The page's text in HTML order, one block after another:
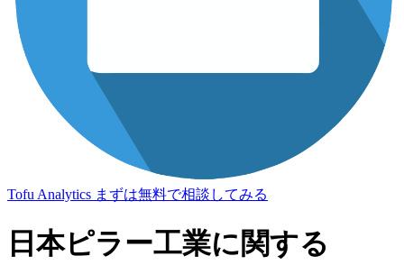
Tofu Analytics まずは無料で相談してみる
日本ピラー工業に関する